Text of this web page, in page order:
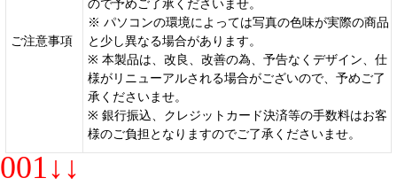
ご注意事項
ので予めご了承くださいませ。
※ パソコンの環境によっては写真の色味が実際の商品
と少し異なる場合があります。
※ 本製品は、改良、改善の為、予告なくデザイン、仕
様がリニューアルされる場合がございので、予めご了
承くださいませ。
※ 銀行振込、クレジットカード決済等の手数料はお客
様のご負担となりますのでご了承くださいませ。
001↓↓